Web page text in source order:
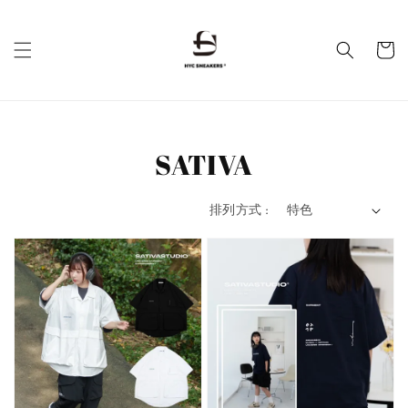
SATIVA
排列方式 :